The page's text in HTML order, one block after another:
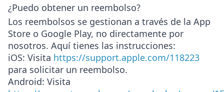
¿Puedo obtener un reembolso?
Los reembolsos se gestionan a través de la App
Store o Google Play, no directamente por
nosotros. Aquí tienes las instrucciones:
iOS: Visita https://support.apple.com/118223
para solicitar un reembolso.
Android: Visita